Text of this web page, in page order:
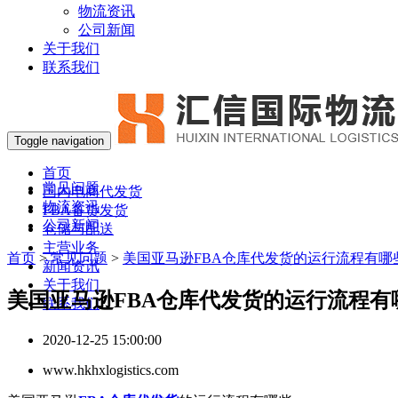
物流资讯
公司新闻
关于我们
联系我们
Toggle navigation
首页
国内电商代发货
FBA备货发货
仓储与配送
主营业务
新闻资讯
关于我们
联系我们
常见问题
物流资讯
公司新闻
首页 >常见问题 > 美国亚马逊FBA仓库代发货的运行流程有哪
美国亚马逊FBA仓库代发货的运行流程有
2020-12-25 15:00:00
www.hkhxlogistics.com